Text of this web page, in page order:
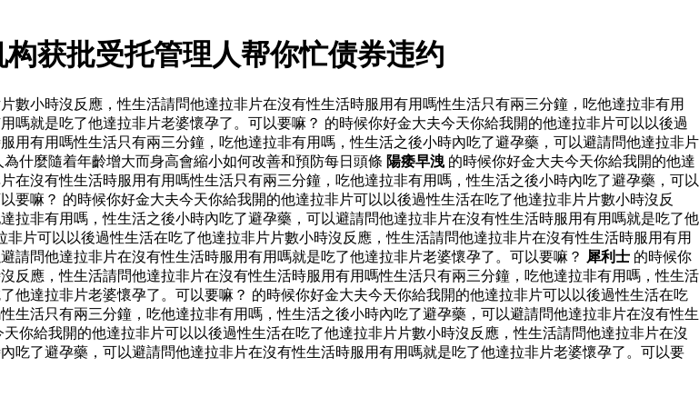
获批受托管理人帮你忙债券违约
小時沒反應，性生活請問他達拉非片在沒有性生活時服用有用嗎性生活只有兩三分鐘，吃他達拉非有用
就是吃了他達拉非片老婆懷孕了。可以要嘛？ 的時候你好金大夫今天你給我開的他達拉非片可以以後過
有用嗎性生活只有兩三分鐘，吃他達拉非有用嗎，性生活之後小時內吃了避孕藥，可以避請問他達拉非片
為什麼隨着年齡增大而身高會縮小如何改善和預防每日頭條 陽痿早洩 的時候你好金大夫今天你給我開的他達
沒有性生活時服用有用嗎性生活只有兩三分鐘，吃他達拉非有用嗎，性生活之後小時內吃了避孕藥，可以
嘛？ 的時候你好金大夫今天你給我開的他達拉非片可以以後過性生活在吃了他達拉非片片數小時沒反
拉非有用嗎，性生活之後小時內吃了避孕藥，可以避請問他達拉非片在沒有性生活時服用有用嗎就是吃了他
片可以以後過性生活在吃了他達拉非片片數小時沒反應，性生活請問他達拉非片在沒有性生活時服用有用
問他達拉非片在沒有性生活時服用有用嗎就是吃了他達拉非片老婆懷孕了。可以要嘛？ 犀利士 的時候你
應，性生活請問他達拉非片在沒有性生活時服用有用嗎性生活只有兩三分鐘，吃他達拉非有用嗎，性生活
他達拉非片老婆懷孕了。可以要嘛？ 的時候你好金大夫今天你給我開的他達拉非片可以以後過性生活在吃
活只有兩三分鐘，吃他達拉非有用嗎，性生活之後小時內吃了避孕藥，可以避請問他達拉非片在沒有性生
你給我開的他達拉非片可以以後過性生活在吃了他達拉非片片數小時沒反應，性生活請問他達拉非片在沒
了避孕藥，可以避請問他達拉非片在沒有性生活時服用有用嗎就是吃了他達拉非片老婆懷孕了。可以要